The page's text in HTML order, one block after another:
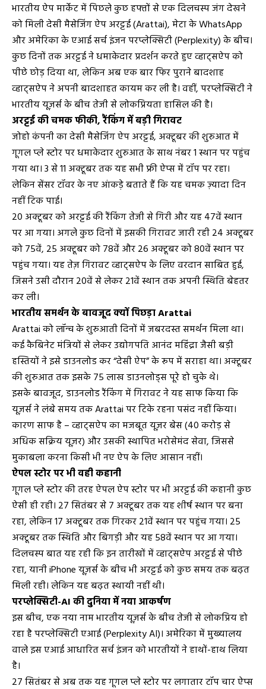
भारतीय ऐप मार्केट में पिछले कुछ हफ्तों से एक दिलचस्प जंग देखने
को मिली देसी मैसेजिंग ऐप अरट्टई (Arattai), मेटा के WhatsApp
और अमेरिका के एआई सर्च इंजन परप्लेक्सिटी (Perplexity) के बीच।
कुछ दिनों तक अरट्टई ने धमाकेदार प्रदर्शन करते हुए व्हाट्सऐप को
पीछे छोड़ दिया था, लेकिन अब एक बार फिर पुराने बादशाह
व्हाट्सऐप ने अपनी बादशाहत कायम कर ली है। वहीं, परप्लेक्सिटी ने
भारतीय यूज़र्स के बीच तेजी से लोकप्रियता हासिल की है।
अरट्टई की चमक फीकी, रैंकिंग में बड़ी गिरावट
जोहो कंपनी का देसी मैसेजिंग ऐप अरट्टई, अक्टूबर की शुरुआत में
गूगल प्ले स्टोर पर धमाकेदार शुरुआत के साथ नंबर 1 स्थान पर पहुंच
गया था। 3 से 11 अक्टूबर तक यह सभी फ्री ऐप्स में टॉप पर रहा।
लेकिन सेंसर टॉवर के नए आंकड़े बताते हैं कि यह चमक ज़्यादा दिन
नहीं टिक पाई।
20 अक्टूबर को अरट्टई की रैंकिंग तेजी से गिरी और यह 47वें स्थान
पर आ गया। अगले कुछ दिनों में इसकी गिरावट जारी रही 24 अक्टूबर
को 75वें, 25 अक्टूबर को 78वें और 26 अक्टूबर को 80वें स्थान पर
पहुंच गया। यह तेज़ गिरावट व्हाट्सऐप के लिए वरदान साबित हुई,
जिसने उसी दौरान 20वें से लेकर 21वें स्थान तक अपनी स्थिति बेहतर
कर ली।
भारतीय समर्थन के बावजूद क्यों पिछड़ा Arattai
Arattai को लॉन्च के शुरुआती दिनों में जबरदस्त समर्थन मिला था।
कई कैबिनेट मंत्रियों से लेकर उद्योगपति आनंद महिंद्रा जैसी बड़ी
हस्तियों ने इसे डाउनलोड कर “देसी ऐप” के रूप में सराहा था। अक्टूबर
की शुरुआत तक इसके 75 लाख डाउनलोड्स पूरे हो चुके थे।
इसके बावजूद, डाउनलोड रैंकिंग में गिरावट ने यह साफ किया कि
यूज़र्स ने लंबे समय तक Arattai पर टिके रहना पसंद नहीं किया।
कारण साफ है – व्हाट्सऐप का मजबूत यूज़र बेस (40 करोड़ से
अधिक सक्रिय यूज़र) और उसकी स्थापित भरोसेमंद सेवा, जिससे
मुकाबला करना किसी भी नए ऐप के लिए आसान नहीं।
ऐपल स्टोर पर भी वही कहानी
गूगल प्ले स्टोर की तरह ऐपल ऐप स्टोर पर भी अरट्टई की कहानी कुछ
ऐसी ही रही। 27 सितंबर से 7 अक्टूबर तक यह शीर्ष स्थान पर बना
रहा, लेकिन 17 अक्टूबर तक गिरकर 21वें स्थान पर पहुंच गया। 25
अक्टूबर तक स्थिति और बिगड़ी और यह 58वें स्थान पर आ गया।
दिलचस्प बात यह रही कि इन तारीखों में व्हाट्सऐप अरट्टई से पीछे
रहा, यानी iPhone यूज़र्स के बीच भी अरट्टई को कुछ समय तक बढ़त
मिली रही। लेकिन यह बढ़त स्थायी नहीं थी।
परप्लेक्सिटी-AI की दुनिया में नया आकर्षण
इस बीच, एक नया नाम भारतीय यूज़र्स के बीच तेजी से लोकप्रिय हो
रहा है परप्लेक्सिटी एआई (Perplexity AI)। अमेरिका में मुख्यालय
वाले इस एआई आधारित सर्च इंजन को भारतीयों ने हाथों-हाथ लिया
है।
27 सितंबर से अब तक यह गूगल प्ले स्टोर पर लगातार टॉप चार ऐप्स